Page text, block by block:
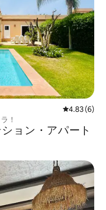
レビュー6
4.83 (6)
！
ョン・アパート